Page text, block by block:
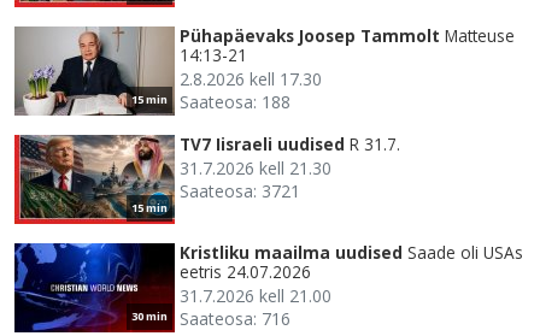
15 min
Pühapäevaks Joosep Tammolt Matteuse
14:13-21
2.8.2026 kell 17.30
Saateosa: 188
15 min
TV7 Iisraeli uudised R 31.7.
31.7.2026 kell 21.30
Saateosa: 3721
30 min
Kristliku maailma uudised Saade oli USAs
eetris 24.07.2026
31.7.2026 kell 21.00
Saateosa: 716